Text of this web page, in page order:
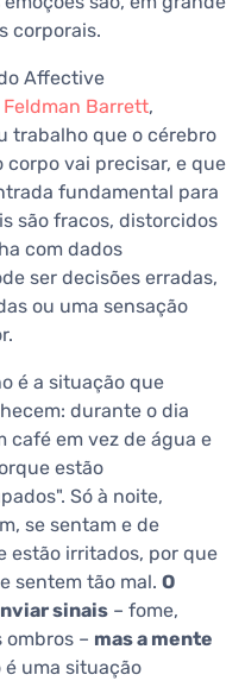
corporais.
Affective
Feldman Barrett,
trabalho que o cérebro
vai precisar, e que
fundamental para
são fracos, distorcidos
com dados
ser decisões erradas,
ou uma sensação
é a situação que
durante o dia
café em vez de água e
estão
Só à noite,
se sentam e de
estão irritados, por que
sentem tão mal. O
sinais – fome,
ombros – mas a mente
é uma situação